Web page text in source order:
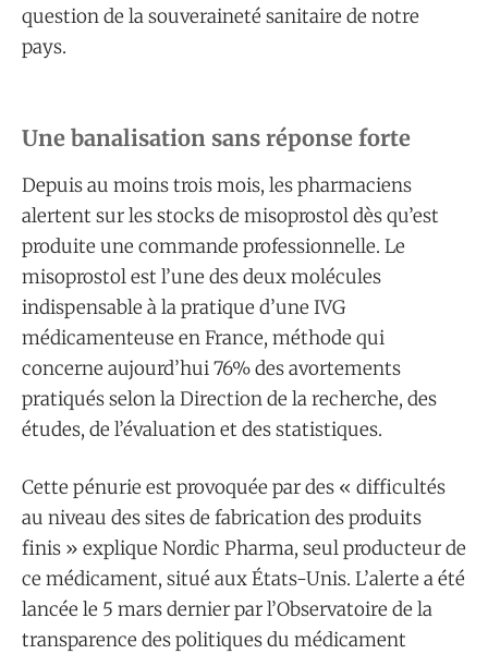
question de la souveraineté sanitaire de notre
pays.
Une banalisation sans réponse forte
Depuis au moins trois mois, les pharmaciens
alertent sur les stocks de misoprostol dès qu’est
produite une commande professionnelle. Le
misoprostol est l’une des deux molécules
indispensable à la pratique d’une IVG
médicamenteuse en France, méthode qui
concerne aujourd’hui 76% des avortements
pratiqués selon la Direction de la recherche, des
études, de l’évaluation et des statistiques.
Cette pénurie est provoquée par des « difficultés
au niveau des sites de fabrication des produits
finis » explique Nordic Pharma, seul producteur de
ce médicament, situé aux États-Unis. L’alerte a été
lancée le 5 mars dernier par l’Observatoire de la
transparence des politiques du médicament